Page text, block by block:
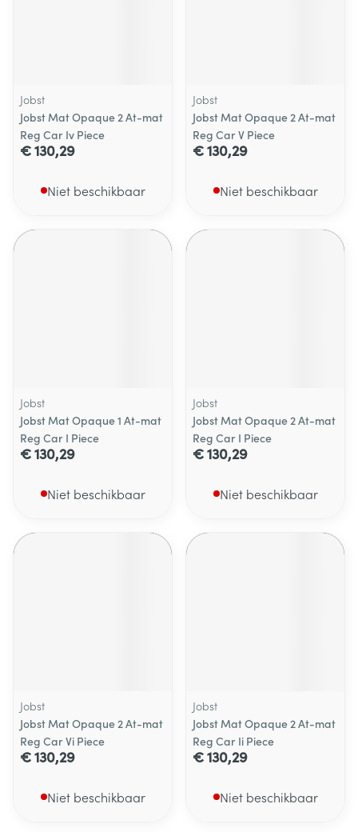
Jobst
Jobst Mat Opaque 2 At-mat
Reg Car Iv Piece
€ 130,29
Niet beschikbaar
Jobst
Jobst Mat Opaque 2 At-mat
Reg Car V Piece
€ 130,29
Niet beschikbaar
Jobst
Jobst Mat Opaque 1 At-mat
Reg Car I Piece
€ 130,29
Niet beschikbaar
Jobst
Jobst Mat Opaque 2 At-mat
Reg Car I Piece
€ 130,29
Niet beschikbaar
Jobst
Jobst Mat Opaque 2 At-mat
Reg Car Vi Piece
€ 130,29
Niet beschikbaar
Jobst
Jobst Mat Opaque 2 At-mat
Reg Car Ii Piece
€ 130,29
Niet beschikbaar